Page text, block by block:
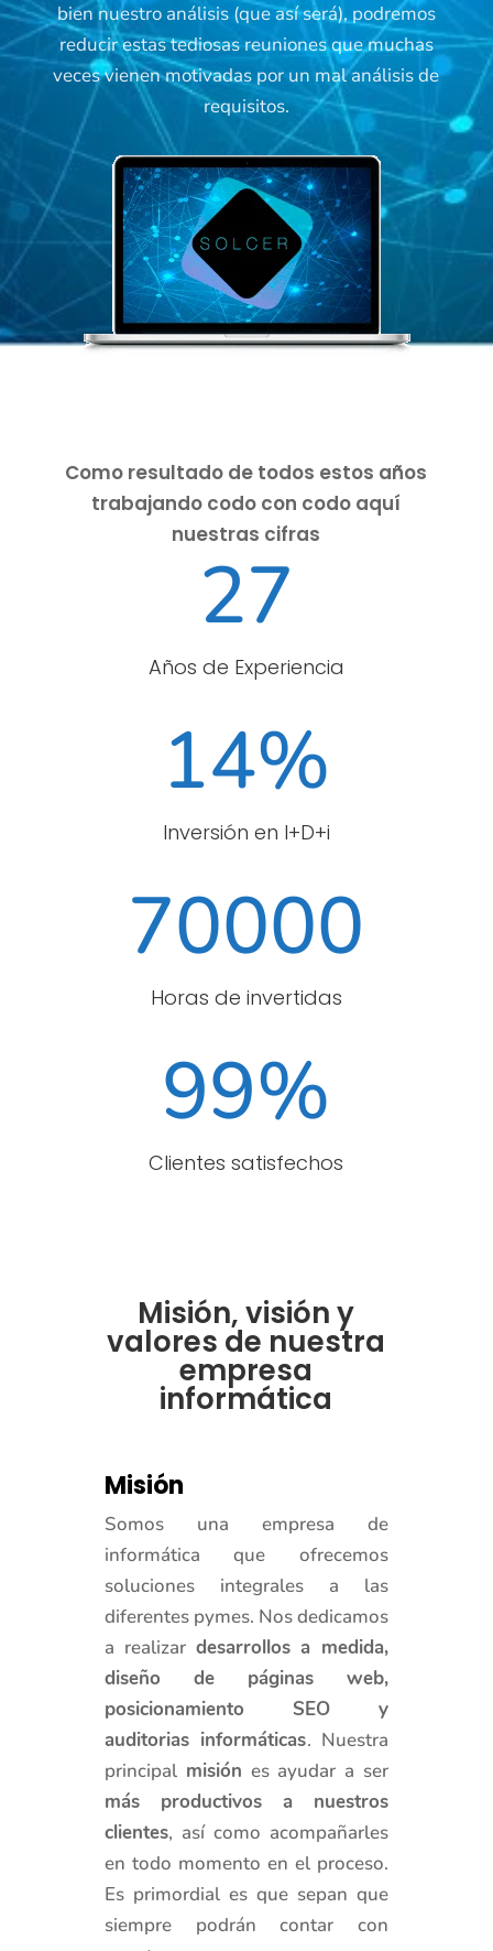
bien nuestro análisis (que así será), podremos
reducir estas tediosas reuniones que muchas
veces vienen motivadas por un mal análisis de
requisitos.
Como resultado de todos estos años
trabajando codo con codo aquí
nuestras cifras
27
Años de Experiencia
14%
Inversión en I+D+i
70000
Horas de invertidas
99%
Clientes satisfechos
Misión, visión y
valores de nuestra
empresa
informática
Misión
Somos una empresa de
informática que ofrecemos
soluciones integrales a las
diferentes pymes. Nos dedicamos
a realizar desarrollos a medida,
diseño de páginas web,
posicionamiento SEO
y
auditorias informáticas. Nuestra
principal misión es ayudar a ser
más productivos a nuestros
clientes, así como acompañarles
en todo momento en el proceso.
Es primordial es que sepan que
siempre podrán contar con